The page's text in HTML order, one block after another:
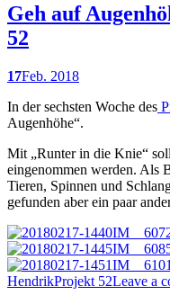
Geh auf
52
17Feb. 2018
In der sechsten Woche des
Augenhöhe“.
Mit „Runter in die Knie“
eingenommen werden. Als
Tieren, Spinnen und
gefunden aber ein paar
HendrikProjekt 52Leave a